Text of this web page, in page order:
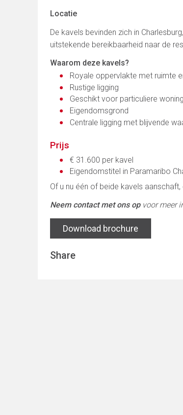
Locatie
De kavels bevinden zich in
uitstekende bereikbaarheid naar de
Waarom deze kavels?
Royale oppervlakte met ruimte
Rustige ligging
Geschikt voor particuliere
Eigendomsgrond
Centrale ligging met blijvende
Prijs
€ 31.600 per kavel
Eigendomstitel in Paramaribo
Of u nu één of beide kavels
Neem contact met ons opvoor meer
Download brochure
Share